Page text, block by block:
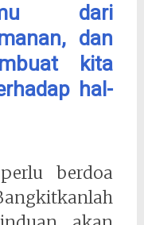
dari
dan
kita
hal-
berdoa